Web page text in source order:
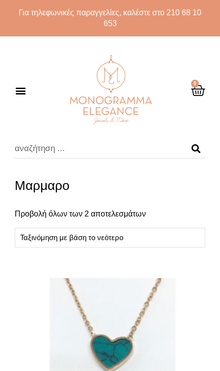
Για τηλεφωνικές παραγγελίες, καλέστε στο 210 68 10
653
0
Μαρμαρο
Προβολή όλων των 2 αποτελεσμάτων